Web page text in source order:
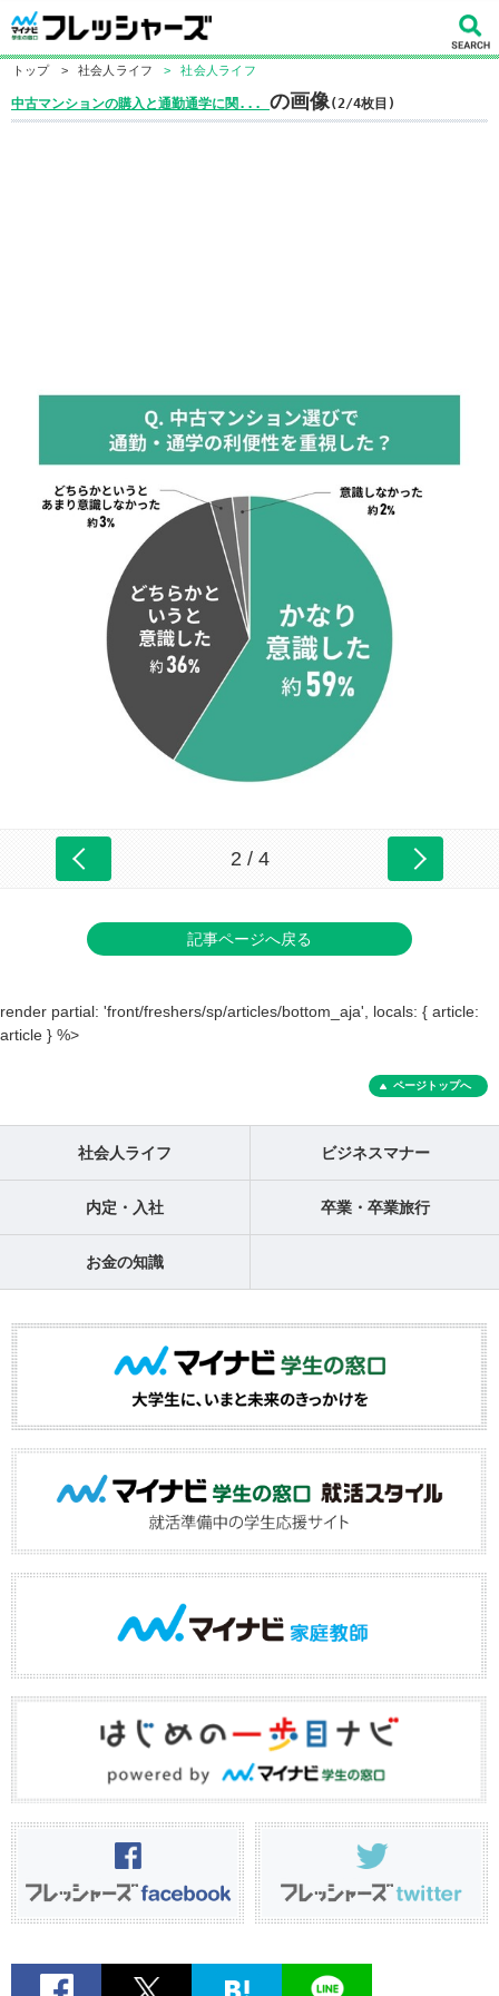
トップ > 社会人ライフ > 社会人ライフ
中古マンションの購入と通勤通学に関... の画像(2/4枚目)
2 / 4
記事ページへ戻る
render partial: 'front/freshers/sp/articles/bottom_aja', locals: { article:
article } %>
ページトップへ
社会人ライフ ビジネスマナー
内定・入社 卒業・卒業旅行
お金の知識